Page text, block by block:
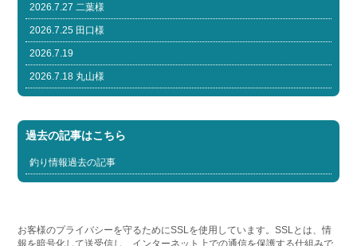
2026.7.27 二葉様
2026.7.25 田口様
2026.7.19
2026.7.18 丸山様
過去の記事はこちら
釣り情報過去の記事
お客様のプライバシーを守るためにSSLを使用しています。SSLとは、情
報を暗号化して送受信し、インターネット上での通信を保護する仕組みで